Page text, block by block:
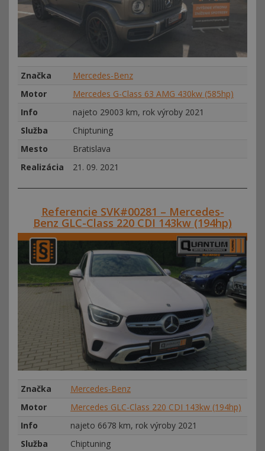
Značka
Mercedes-Benz
Motor
Mercedes G-Class 63 AMG 430kw (585hp)
Info
najeto 29003 km, rok výroby 2021
Služba
Chiptuning
Mesto
Bratislava
Realizácia
21. 09. 2021
Referencie SVK#00281 – Mercedes-
Benz GLC-Class 220 CDI 143kw (194hp)
Značka
Mercedes-Benz
Motor
Mercedes GLC-Class 220 CDI 143kw (194hp)
Info
najeto 6678 km, rok výroby 2021
Služba
Chiptuning